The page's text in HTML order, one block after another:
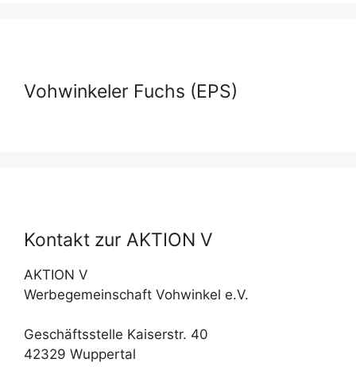
Vohwinkeler Fuchs (EPS)
Kontakt zur AKTION V
AKTION V
Werbegemeinschaft Vohwinkel e.V.
Geschäftsstelle Kaiserstr. 40
42329 Wuppertal